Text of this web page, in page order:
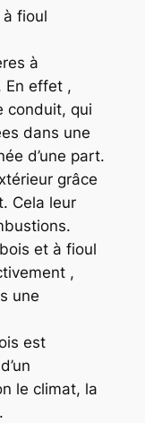
à fioul
à
En effet ,
conduit, qui
dans une
d’une part.
grâce
Cela leur
et à fioul
,
une
est
le climat, la